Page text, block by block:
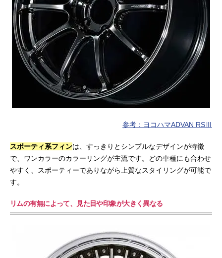
参考：ヨコハマADVAN RSⅢ
スポーティ系フィンは、すっきりとシンプルなデザインが特徴
で、ワンカラーのカラーリングが主流です。どの車種にも合わせ
やすく、スポーティーでありながら上質なスタイリングが可能で
す。
リムの有無によって、見た目や印象が大きく異なる